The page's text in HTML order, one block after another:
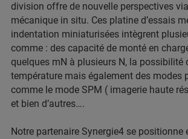
division offre de nouvelle perspectives via
mécanique in situ. Ces platine d’essais
indentation miniaturisées intègrent
comme : des capacité de monté en
quelques mN à plusieurs N, la possibilité
température mais également des modes
comme le mode SPM ( imagerie haute
et bien d’autres….
Notre partenaire Synergie4 se positionne